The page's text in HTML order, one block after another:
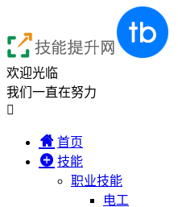
欢迎光临
我们一直在努力

首页
技能
职业技能
电工